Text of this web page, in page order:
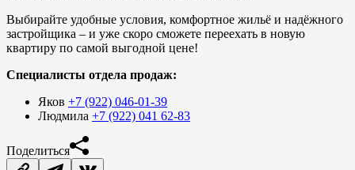
Выбирайте удобные условия, комфортное жильё и надёжного
застройщика – и уже скоро сможете переехать в новую
квартиру по самой выгодной цене!
Специалисты отдела продаж:
Яков +7 (922) 046-01-39
Людмила +7 (922) 041 62-83
Поделиться